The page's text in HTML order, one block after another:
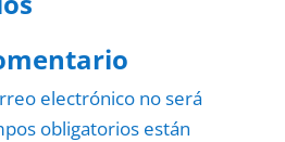
electrónico no será
obligatorios están